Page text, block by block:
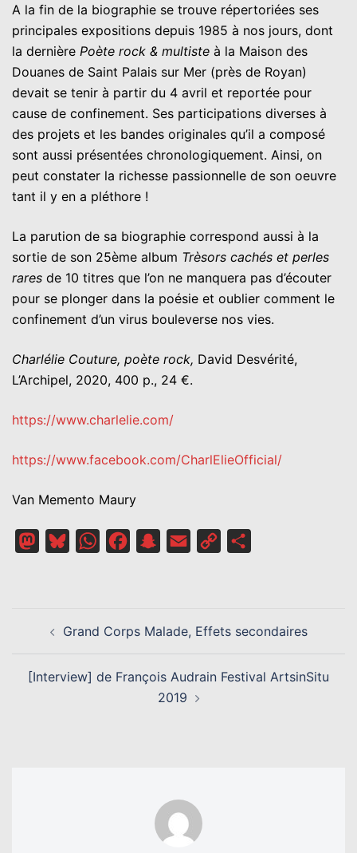
A la fin de la biographie se trouve répertoriées ses
principales expositions depuis 1985 à nos jours, dont
la dernière Poète rock & multiste à la Maison des
Douanes de Saint Palais sur Mer (près de Royan)
devait se tenir à partir du 4 avril et reportée pour
cause de confinement. Ses participations diverses à
des projets et les bandes originales qu’il a composé
sont aussi présentées chronologiquement. Ainsi, on
peut constater la richesse passionnelle de son oeuvre
tant il y en a pléthore !
La parution de sa biographie correspond aussi à la
sortie de son 25ème album Trèsors cachés et perles
rares de 10 titres que l’on ne manquera pas d’écouter
pour se plonger dans la poésie et oublier comment le
confinement d’un virus bouleverse nos vies.
Charlélie Couture, poète rock, David Desvérité,
L’Archipel, 2020, 400 p., 24 €.
https://www.charlelie.com/
https://www.facebook.com/CharlElieOfficial/
Van Memento Maury
MastodonBlueskyWhatsAppFacebookSnapchat
Email
Copy
D’ARTICLEGrand Corps Malade, Effets secondaires
[Interview] de François Audrain Festival ArtsinSitu
2019